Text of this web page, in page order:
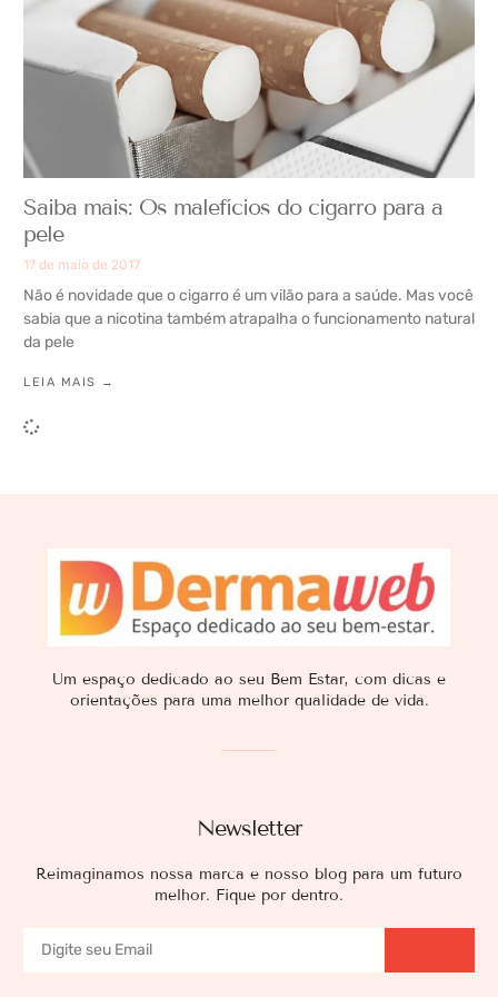
Saiba mais: Os malefícios do cigarro para a
pele
17 de maio de 2017
Não é novidade que o cigarro é um vilão para a saúde. Mas você
sabia que a nicotina também atrapalha o funcionamento natural
da pele
LEIA MAIS →
Newsletter
Reimaginamos nossa marca e nosso blog para um futuro
melhor. Fique por dentro.
Um espaço dedicado ao seu Bem Estar, com dicas e
orientações para uma melhor qualidade de vida.